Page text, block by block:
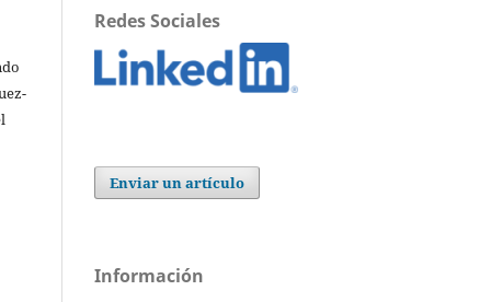
Redes Sociales
Enviar un artículo
Información